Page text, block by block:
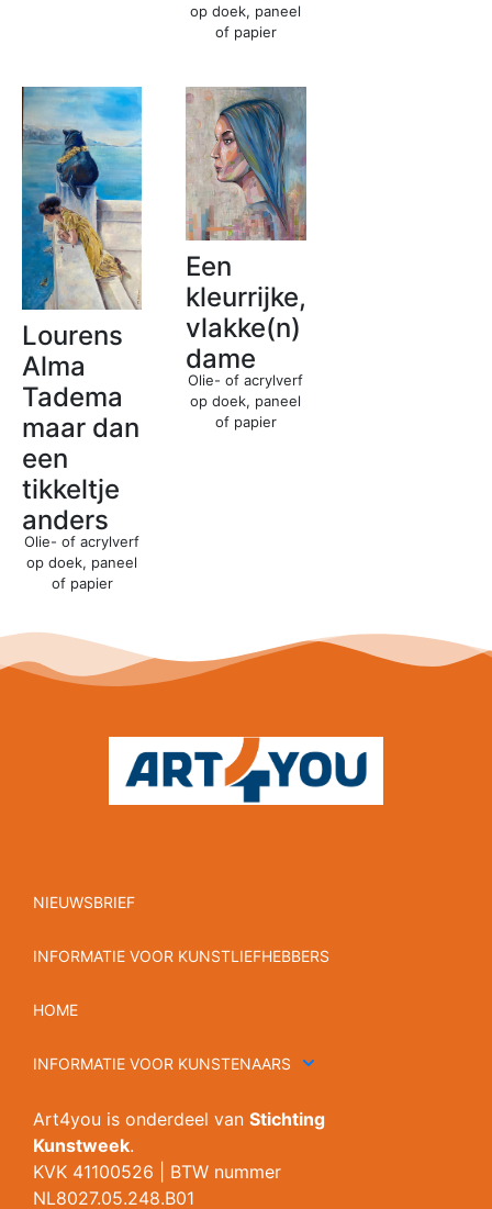
op doek, paneel
of papier
Lourens
Alma
Tadema
maar dan
een
tikkeltje
anders
Olie- of acrylverf
op doek, paneel
of papier
Een
kleurrijke,
vlakke(n)
dame
Olie- of acrylverf
op doek, paneel
of papier
NIEUWSBRIEF
INFORMATIE VOOR KUNSTLIEFHEBBERS
HOME
INFORMATIE VOOR KUNSTENAARS
Art4you is onderdeel van Stichting
Kunstweek.
KVK 41100526 | BTW nummer
NL8027.05.248.B01